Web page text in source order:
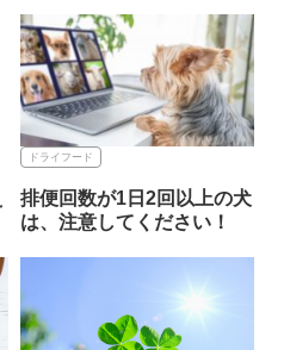
ドライフード
排便回数が1日2回以上の犬
は、注意してください！